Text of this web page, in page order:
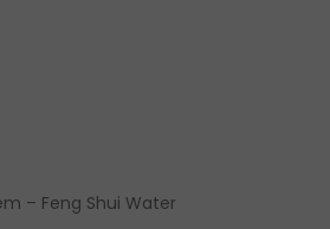
– Feng Shui Water